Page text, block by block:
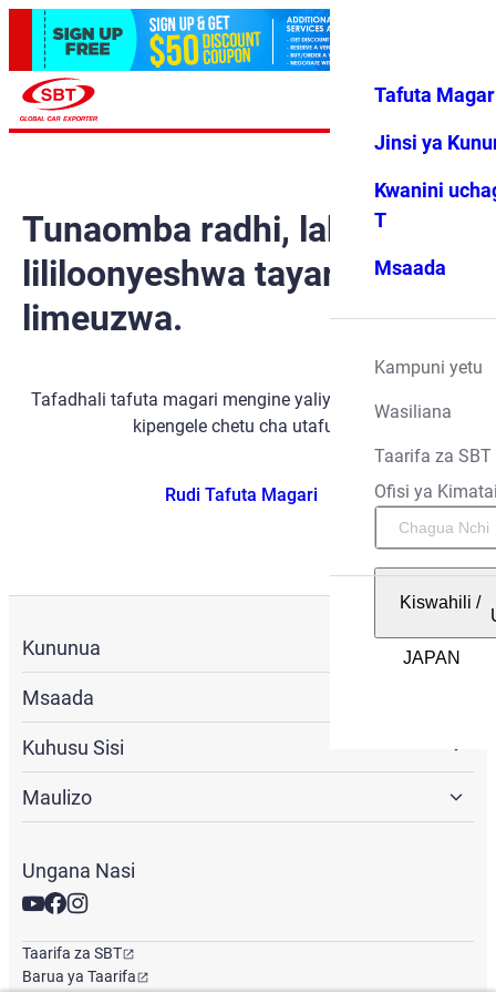
Vipendwa
Menyu
Tafuta
Jinsi ya
Kwanini
T
Msaada
Kampuni yetu
Wasiliana
Taarifa za SBT
Ofisi ya
Kiswahili /
Tunaomba radhi, lakini gari
lililoonyeshwa tayari
limeuzwa.
Tafadhali tafuta magari mengine yaliyopo kwa kutumia
kipengele chetu cha utafutaji.
Rudi Tafuta Magari
Kununua
Msaada
Kuhusu Sisi
Maulizo
Ungana Nasi
Taarifa za SBT
Barua ya Taarifa